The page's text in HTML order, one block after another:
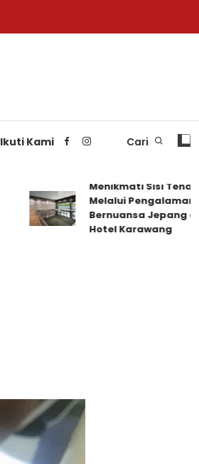
Ikuti Kami Cari
Menikmati Sisi Tenang
Melalui Pengalaman
Bernuansa Jepang di
Hotel Karawang